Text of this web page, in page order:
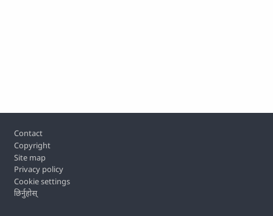
Footer
Contact
Copyright
Site map
Privacy policy
Cookie settings
छिर्नुहोस्